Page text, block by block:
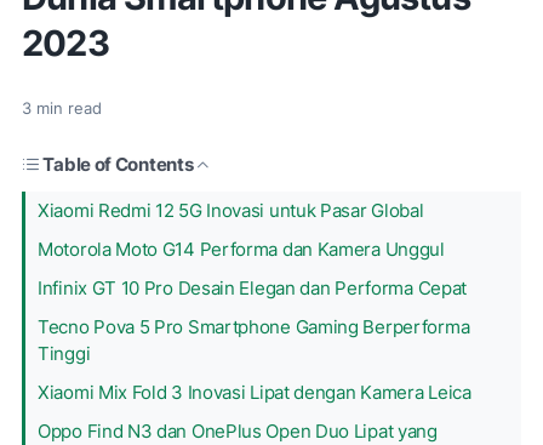
2023
3 min read
Table of Contents
Xiaomi Redmi 12 5G Inovasi untuk Pasar Global
Motorola Moto G14 Performa dan Kamera Unggul
Infinix GT 10 Pro Desain Elegan dan Performa Cepat
Tecno Pova 5 Pro Smartphone Gaming Berperforma
Tinggi
Xiaomi Mix Fold 3 Inovasi Lipat dengan Kamera Leica
Oppo Find N3 dan OnePlus Open Duo Lipat yang